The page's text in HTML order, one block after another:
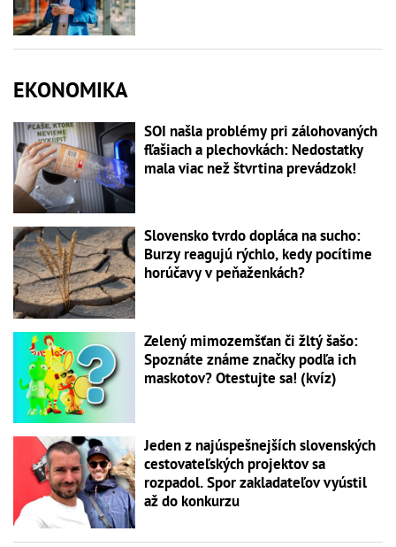
EKONOMIKA
SOI našla problémy pri zálohovaných
fľašiach a plechovkách: Nedostatky
mala viac než štvrtina prevádzok!
Slovensko tvrdo dopláca na sucho:
Burzy reagujú rýchlo, kedy pocítime
horúčavy v peňaženkách?
Zelený mimozemšťan či žltý šašo:
Spoznáte známe značky podľa ich
maskotov? Otestujte sa! (kvíz)
Jeden z najúspešnejších slovenských
cestovateľských projektov sa
rozpadol. Spor zakladateľov vyústil
až do konkurzu